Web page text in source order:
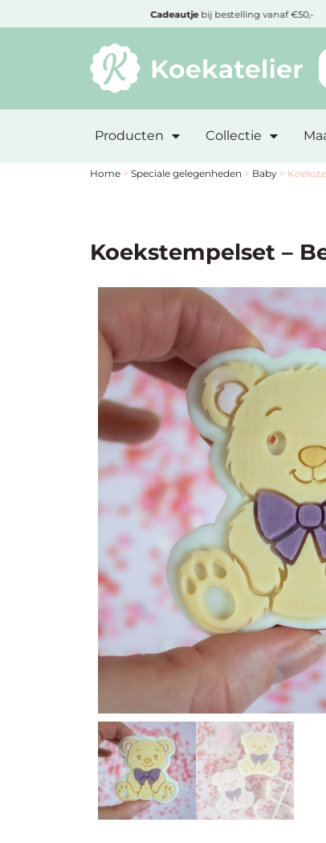
Cadeautjebij bestelling vanaf €50,-
Producten Collectie
Home > Speciale gelegenheden > Baby >
Koekstempelset –